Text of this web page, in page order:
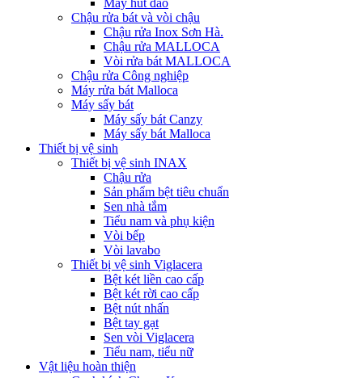
Chậu rửa bát và vòi chậu
Chậu rửa Inox Sơn Hà.
Chậu rửa MALLOCA
Vòi rửa bát MALLOCA
Chậu rửa Công nghiệp
Máy rửa bát Malloca
Máy sấy bát
Máy sấy bát Canzy
Máy sấy bát Malloca
Thiết bị vệ sinh
Thiết bị vệ sinh INAX
Chậu rửa
Sản phẩm bệt tiêu chuẩn
Sen nhà tắm
Tiểu nam và phụ kiện
Vòi bếp
Vòi lavabo
Thiết bị vệ sinh Viglacera
Bệt két liền cao cấp
Bệt két rời cao cấp
Bệt nút nhấn
Bệt tay gạt
Sen vòi Viglacera
Tiểu nam, tiểu nữ
Vật liệu hoàn thiện